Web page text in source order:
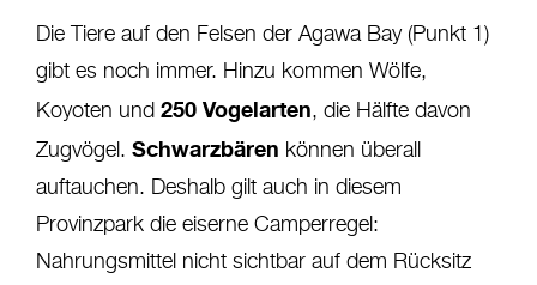
Die Tiere auf den Felsen der Agawa Bay (Punkt 1)
gibt es noch immer. Hinzu kommen Wölfe,
Koyoten und 250 Vogelarten, die Hälfte davon
Zugvögel. Schwarzbären können überall
auftauchen. Deshalb gilt auch in diesem
Provinzpark die eiserne Camperregel:
Nahrungsmittel nicht sichtbar auf dem Rücksitz